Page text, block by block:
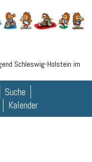
Schleswig-Holstein im
Suche
Kalender